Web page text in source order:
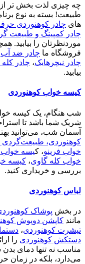
چه چیزی لذت بخش تر
طبیعت! بسته به نوع
های چادر کوهنوردی
چادر کمپینگ و طبیعت
موردنظرتان را بیابید.
فروشگاه ما چادر ضد آب
چادر نیچرهایک، چادر
بیابید.
کیسه خواب کوهنوردی
شب هنگام، یک کیسه
شریک شما باشد تا
آسمان شب، می‌توانید
کوهنوردی،
خواب فرینو، کیسه
خواب کله گاوی، کیسه
بررسی و خریداری کنید.
لباس کوهنوردی
در بخش پوشاک
مانند کاپشن دوپوش
تیشرت کوهنوردی،
دستکش کوهنوردی را
مناسب نه تنها دمای
می‌دارد، بلکه در زمان